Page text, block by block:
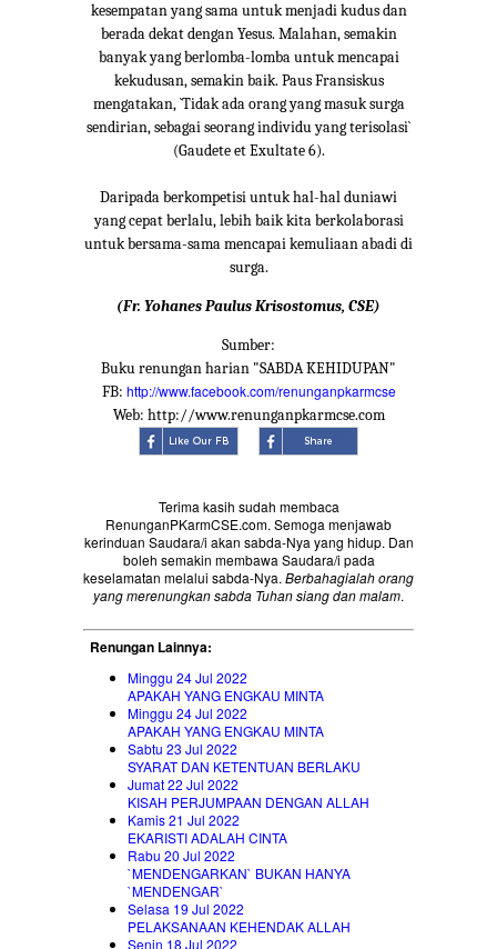
kesempatan yang sama untuk menjadi kudus dan
berada dekat dengan Yesus. Malahan, semakin
banyak yang berlomba-lomba untuk mencapai
kekudusan, semakin baik. Paus Fransiskus
mengatakan, `Tidak ada orang yang masuk surga
sendirian, sebagai seorang individu yang terisolasi`
(Gaudete et Exultate 6).
Daripada berkompetisi untuk hal-hal duniawi
yang cepat berlalu, lebih baik kita berkolaborasi
untuk bersama-sama mencapai kemuliaan abadi di
surga.
(Fr. Yohanes Paulus Krisostomus, CSE)
Sumber:
Buku renungan harian "SABDA KEHIDUPAN"
FB: http://www.facebook.com/renunganpkarmcse
Web: http://www.renunganpkarmcse.com
Terima kasih sudah membaca
RenunganPKarmCSE.com. Semoga menjawab
kerinduan Saudara/i akan sabda-Nya yang hidup. Dan
boleh semakin membawa Saudara/i pada
keselamatan melalui sabda-Nya. Berbahagialah orang
yang merenungkan sabda Tuhan siang dan malam.
Renungan Lainnya:
Minggu 24 Jul 2022
APAKAH YANG ENGKAU MINTA
Minggu 24 Jul 2022
APAKAH YANG ENGKAU MINTA
Sabtu 23 Jul 2022
SYARAT DAN KETENTUAN BERLAKU
Jumat 22 Jul 2022
KISAH PERJUMPAAN DENGAN ALLAH
Kamis 21 Jul 2022
EKARISTI ADALAH CINTA
Rabu 20 Jul 2022
`MENDENGARKAN` BUKAN HANYA
`MENDENGAR`
Selasa 19 Jul 2022
PELAKSANAAN KEHENDAK ALLAH
Senin 18 Jul 2022